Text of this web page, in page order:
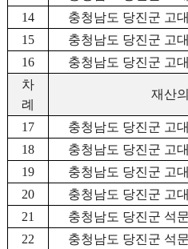
14
충청남도 당진군 고
15
충청남도 당진군 고
16
충청남도 당진군 고
차
례
재산
17
충청남도 당진군 고
18
충청남도 당진군 고
19
충청남도 당진군 고
20
충청남도 당진군 고
21
충청남도 당진군 석
22
충청남도 당진군 석